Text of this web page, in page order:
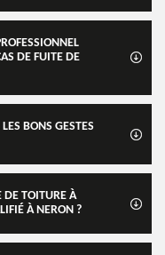
DE FUITE DE
BONS GESTES
DE TOITURE À
À NERON ?